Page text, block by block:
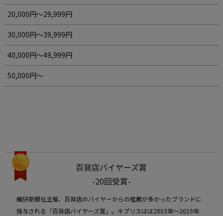
20,000円～29,999円
30,000円～39,999円
40,000円～49,999円
50,000円～
百貨店バイヤーズ賞
-20回受賞-
繊研新聞社主催、百貨店のバイヤーからの推薦が多かったブランドに
授与される「百貨店バイヤーズ賞」。キプリスはは2003年〜2019年